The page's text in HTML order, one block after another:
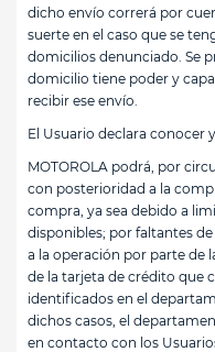
dicho envío correrá por
suerte en el caso que se
domicilios denunciado. Se
domicilio tiene poder y
recibir ese envío.
El Usuario declara conocer
MOTOROLA podrá, por
con posterioridad a la
compra, ya sea debido a
disponibles; por faltantes
a la operación por parte de
de la tarjeta de crédito que
identificados en el
dichos casos, el
en contacto con los